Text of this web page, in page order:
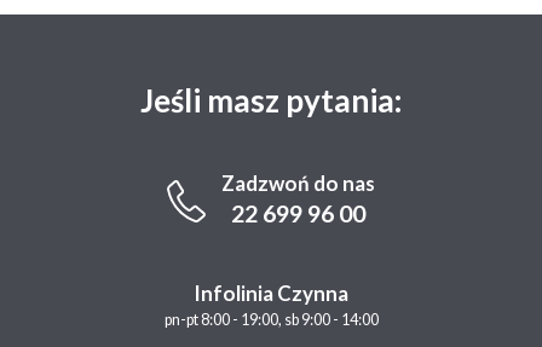
Jeśli masz pytania:
Zadzwoń do nas
22 699 96 00
Infolinia Czynna
pn-pt 8:00 - 19:00, sb 9:00 - 14:00